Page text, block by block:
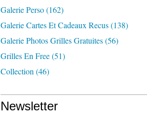
Galerie Perso(162)
Galerie Cartes Et Cadeaux Recus(138)
Galerie Photos Grilles Gratuites(56)
Grilles En Free(51)
Collection (46)
Newsletter